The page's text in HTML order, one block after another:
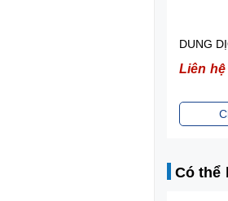
Liên hệ
Có thể